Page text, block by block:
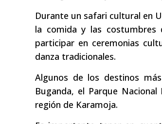
Durante un safari cultural en
la comida y las costumbres
participar en ceremonias
danza tradicionales.
Algunos de los destinos
Buganda, el Parque Nacional
región de Karamoja.